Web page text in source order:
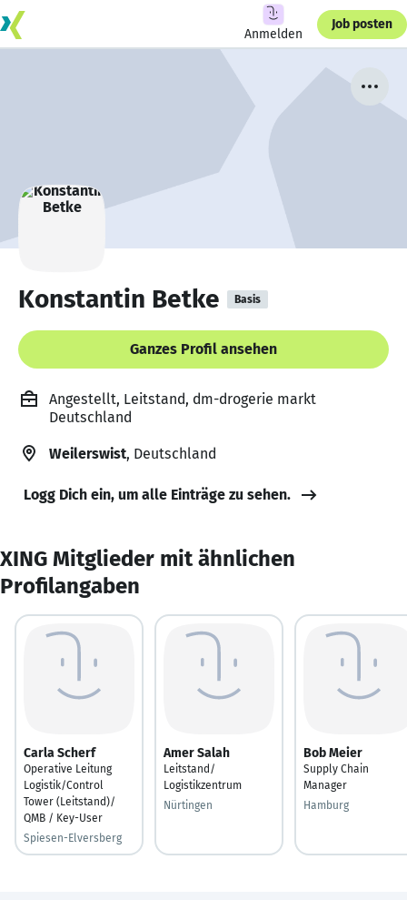
Anmelden
Job posten
Konstantin Betke Basis
Ganzes Profil ansehen
Angestellt, Leitstand, dm-drogerie markt
Deutschland
Weilerswist, Deutschland
Logg Dich ein, um alle Einträge zu sehen.
XING Mitglieder mit ähnlichen
Profilangaben
Carla Scherf
Operative Leitung
Logistik/Control
Tower (Leitstand)/
QMB / Key-User
Spiesen-Elversberg
Amer Salah
Leitstand/
Logistikzentrum
Nürtingen
Bob Meier
Supply Chain
Manager
Hamburg